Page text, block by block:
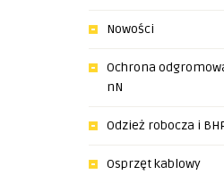
Nowości
Ochrona
nN
Odzież robocza i
Osprzęt kablowy